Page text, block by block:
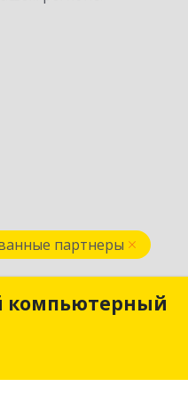
партнеры
компьютерный
компьютерный